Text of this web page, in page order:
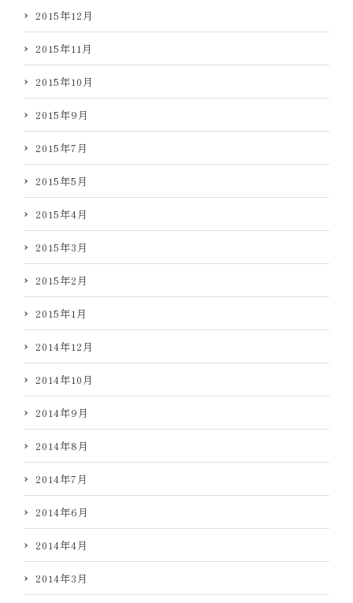
2015年12月
2015年11月
2015年10月
2015年9月
2015年7月
2015年5月
2015年4月
2015年3月
2015年2月
2015年1月
2014年12月
2014年10月
2014年9月
2014年8月
2014年7月
2014年6月
2014年4月
2014年3月